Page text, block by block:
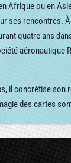
Afrique ou en
ses rencontres.
quatre ans
aéronautique
il concrétise son
des cartes